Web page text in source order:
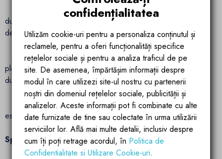
Montaj Din Tavan: Integrat discret in tavan, sistemul de
dus Apolo adauga un plus de eleganta si stil spatiului dvs.
de baie.
Functii Avansate : Cu doua functii esentiale - dus de
ploaie si dus de mana - puteti personaliza experienta de
dus dupa preferintele dvs.
Material Durabil: Fabricat din alama H59A, sistemul
este rezistent la coroziune si ofera o durata lunga de viata.
Specificatii Tehnice:
confidențialitatea
Utilizăm cookie-uri pentru a personaliza conținutul și
reclamele, pentru a oferi funcționalități specifice
rețelelor sociale și pentru a analiza traficul de pe
site. De asemenea, împărtășim informații despre
modul în care utilizezi site-ul nostru cu partenerii
noștri din domeniul rețelelor sociale, publicității și
analizelor. Aceste informații pot fi combinate cu alte
date furnizate de tine sau colectate în urma utilizării
serviciilor lor. Află mai multe detalii, inclusiv despre
cum îți poți retrage acordul, în Politica de
Confidentialitate si Utilizare Cookie-uri.